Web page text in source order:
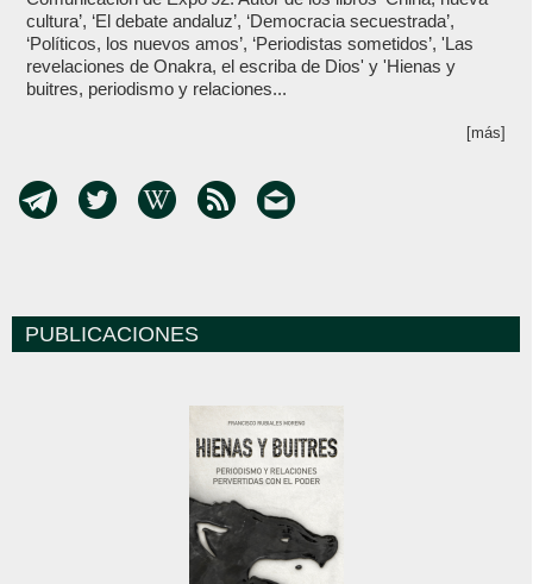
cultura’, ‘El debate andaluz’, ‘Democracia secuestrada’,
‘Políticos, los nuevos amos’, ‘Periodistas sometidos’, 'Las
revelaciones de Onakra, el escriba de Dios' y 'Hienas y
buitres, periodismo y relaciones...
[más]
PUBLICACIONES